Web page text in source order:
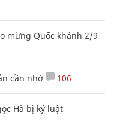
mừng Quốc khánh 2/9
cần nhớ 106
Hà bị kỷ luật